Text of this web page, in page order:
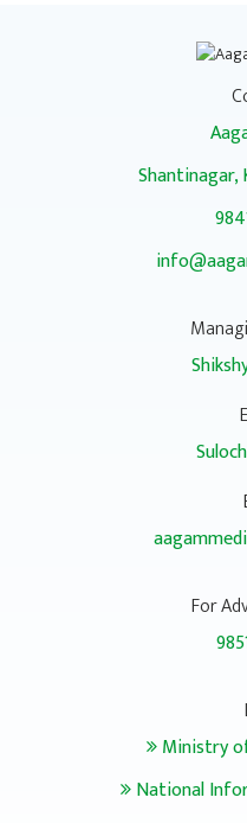
Shantinagar,
For
Ministry
National